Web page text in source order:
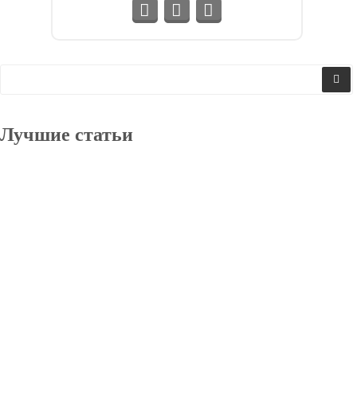
Лучшие статьи